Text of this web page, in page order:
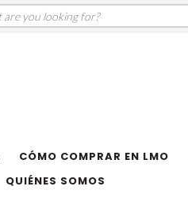
CÓMO COMPRAR EN LMO
QUIÉNES SOMOS